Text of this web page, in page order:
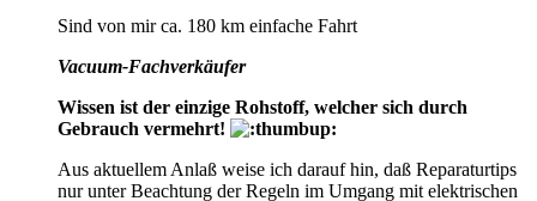
Sind von mir ca. 180 km einfache Fahrt
Vacuum-Fachverkäufer
Wissen ist der einzige Rohstoff, welcher sich durch
Gebrauch vermehrt!
Aus aktuellem Anlaß weise ich darauf hin, daß Reparaturtips
nur unter Beachtung der Regeln im Umgang mit elektrischen